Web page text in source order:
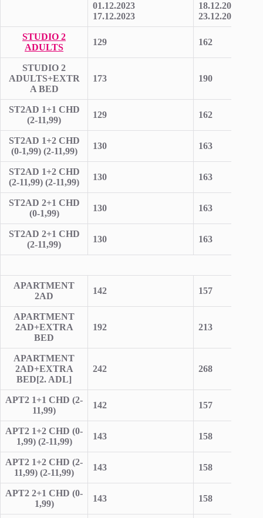
01.12.2023
17.12.2023
18.12.2023
23.12.2023
STUDIO 2
ADULTS
129 162
STUDIO 2
ADULTS+EXTR
A BED
173 190
ST2AD 1+1 CHD
(2-11,99)
129 162
ST2AD 1+2 CHD
(0-1,99) (2-11,99)
130 163
ST2AD 1+2 CHD
(2-11,99) (2-11,99)
130 163
ST2AD 2+1 CHD
(0-1,99)
130 163
ST2AD 2+1 CHD
(2-11,99)
130 163
APARTMENT
2AD
142 157
APARTMENT
2AD+EXTRA
BED
192 213
APARTMENT
2AD+EXTRA
BED[2. ADL]
242 268
APT2 1+1 CHD (2-
11,99)
142 157
APT2 1+2 CHD (0-
1,99) (2-11,99)
143 158
APT2 1+2 CHD (2-
11,99) (2-11,99)
143 158
APT2 2+1 CHD (0-
1,99)
143 158